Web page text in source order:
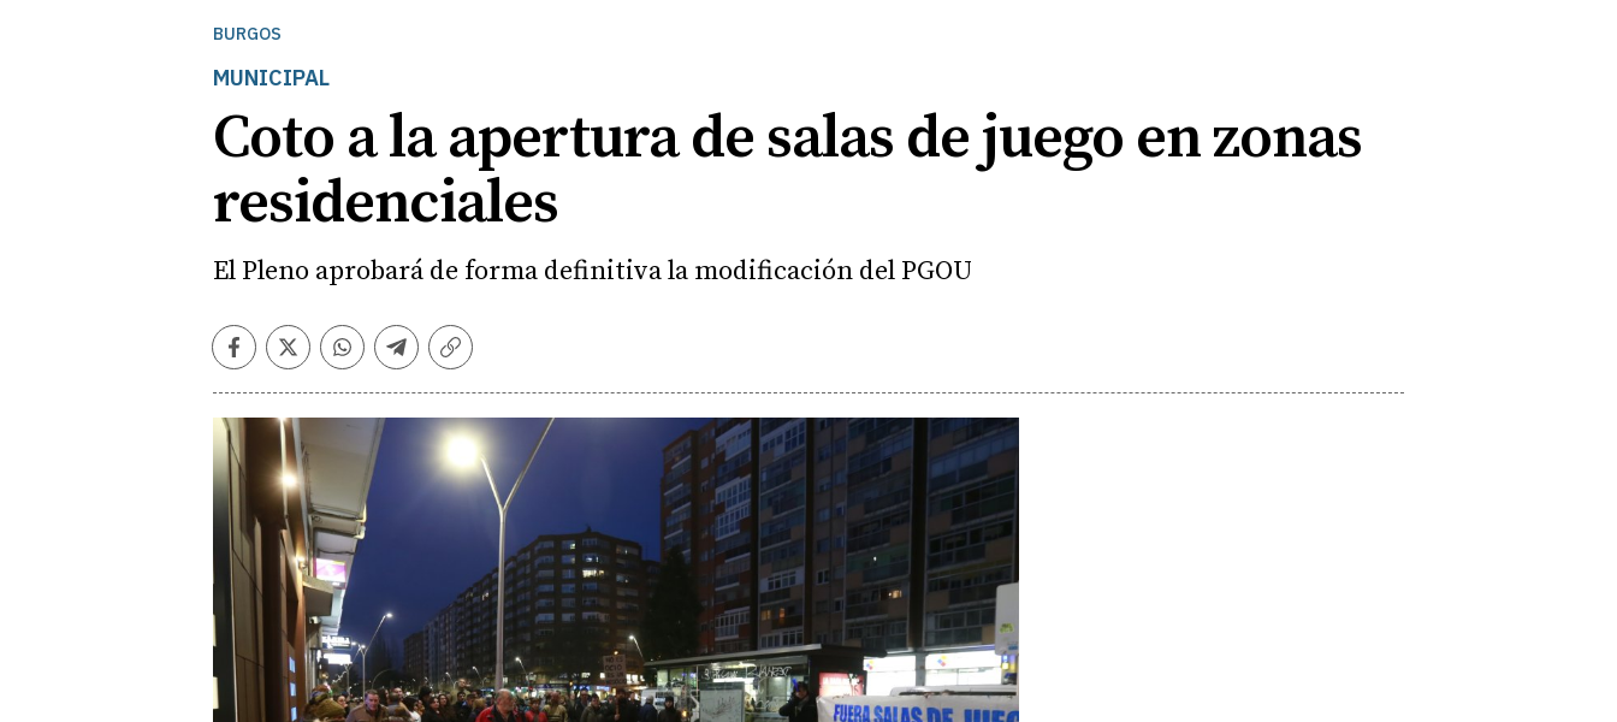
BURGOS
MUNICIPAL
Coto a la apertura de salas de juego en zonas
residenciales
El Pleno aprobará de forma definitiva la modificación del PGOU
Facebook
TwitterWhatsapp
Telegram
Copiar